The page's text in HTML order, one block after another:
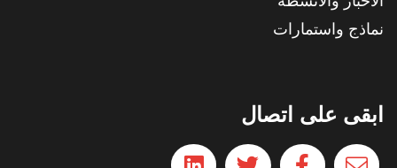
نماذج واستمارات
ابقى على اتصال